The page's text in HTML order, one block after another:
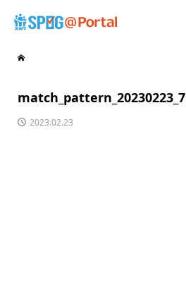
match_pattern_20230223_7
2023.02.23